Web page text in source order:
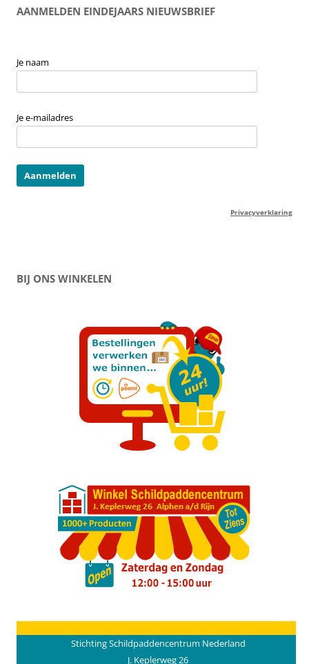
AANMELDEN EINDEJAARS NIEUWSBRIEF
Je naam
Je e-mailadres
Privacyverklaring
BIJ ONS WINKELEN
Stichting Schildpaddencentrum Nederland
J. Keplerweg 26